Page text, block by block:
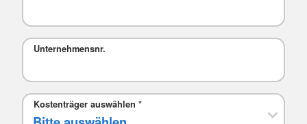
Unternehmensnr.
Kostenträger auswählen *